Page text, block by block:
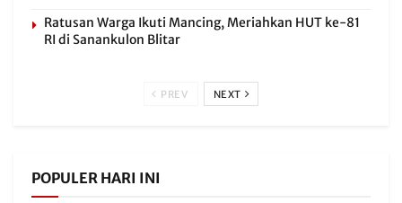
Ratusan Warga Ikuti Mancing, Meriahkan HUT ke-81
RI di Sanankulon Blitar
PREV NEXT
POPULER HARI INI